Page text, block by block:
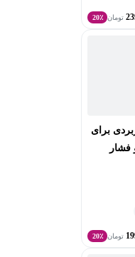
تومان 20٪
برای
تومان 20٪